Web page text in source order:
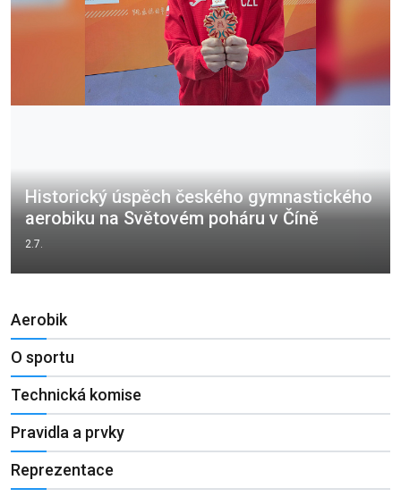
Historický úspěch českého gymnastického
aerobiku na Světovém poháru v Číně
2.7.
Aerobik
O sportu
Technická komise
Pravidla a prvky
Reprezentace